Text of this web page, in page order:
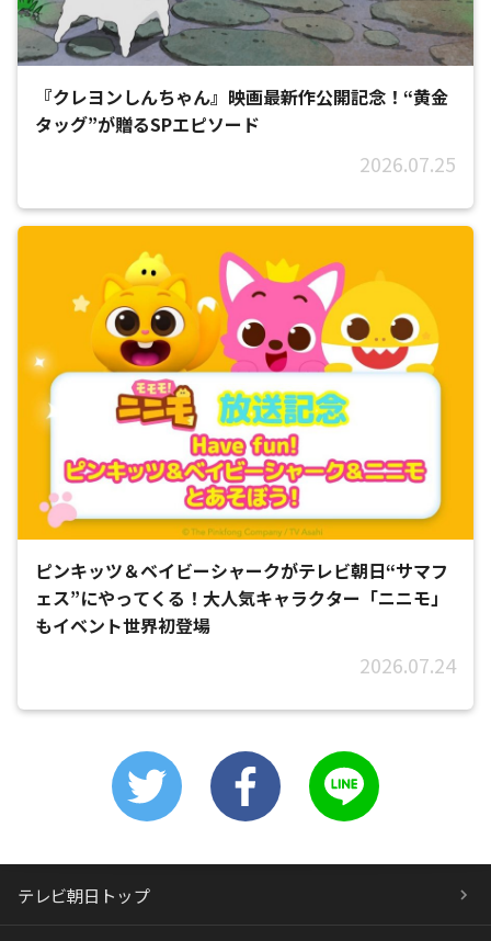
『クレヨンしんちゃん』映画最新作公開記念！“黄金
タッグ”が贈るSPエピソード
2026.07.25
ピンキッツ＆ベイビーシャークがテレビ朝日“サマフ
ェス”にやってくる！大人気キャラクター「ニニモ」
もイベント世界初登場
2026.07.24
テレビ朝日トップ